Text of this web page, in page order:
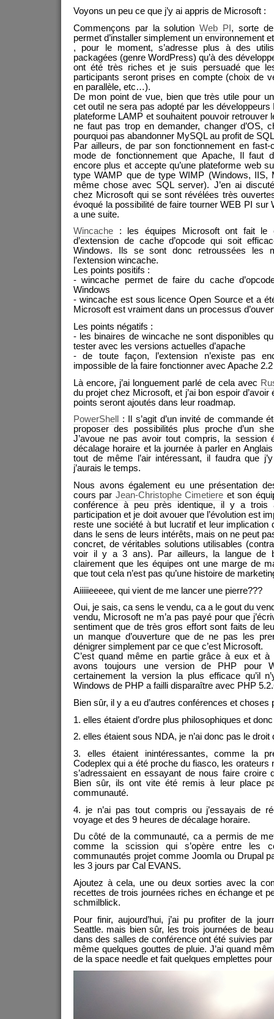
Voyons un peu ce que j’y ai appris de Microsoft :
Commençons par la solutionWeb PI , sorte
permet d’installer simplement un environnement
, pour le moment, s’adresse plus à des
packagées (genre WordPress) qu’à des
ont été très riches et je suis persuadé que
participants seront prises en compte (choix de
en parallèle, etc…).
De mon point de vue, bien que très utile pour
cet outil ne sera pas adopté par les
plateforme LAMP et souhaitent pouvoir retrouver
ne faut pas trop en demander, changer d’OS,
pourquoi pas abandonner MySQL au profit de
Par ailleurs, de par son fonctionnement en fast-
mode de fonctionnement que Apache, Il faut
encore plus et accepte qu’une plateforme web
type WAMP que de type WIMP (Windows, IIS,
même chose avec SQL server). J’en ai
chez Microsoft qui se sont révélées très
évoqué la possibilité de faire tourner WEB PI sur
a une suite.
Wincache : les équipes Microsoft ont fait le
d’extension de cache d’opcode qui soit
Windows. Ils se sont donc retroussées les
l’extension wincache.
Les points positifs :
- wincache permet de faire du cache
Windows
- wincache est sous licence Open Source et a
Microsoft est vraiment dans un processus
Les points négatifs :
- les binaires de wincache ne sont disponibles
tester avec les versions actuelles d’apache
- de toute façon, l’extension n’existe pas
impossible de la faire fonctionner avec Apache 2.2
Là encore, j’ai longuement parlé de cela avec
du projet chez Microsoft, et j’ai bon espoir
points seront ajoutés dans leur roadmap.
PowerShell
: Il s’agit d’un invité de commande
proposer des possibilités plus proche d’un
J’avoue ne pas avoir tout compris, la session
décalage horaire et la journée à parler en
tout de même l’air intéressant, il faudra que
j’aurais le temps.
Nous avons également eu une présentation
cours par Jean-Christophe Cimetiere et son
conférence à peu près identique, il y a trois
participation et je doit avouer que l’évolution est
reste une société à but lucratif et leur
dans le sens de leurs intérêts, mais on ne peut
concret, de véritables solutions utilisables
voir il y a 3 ans). Par ailleurs, la langue de
clairement que les équipes ont une marge de
que tout cela n’est pas qu’une histoire de
Aiiiiieeeee, qui vient de me lancer une pierre???
Oui, je sais, ca sens le vendu, ca a le gout du
vendu, Microsoft ne m’a pas payé pour que
sentiment que de très gros effort sont faits de
un manque d’ouverture que de ne pas les
dénigrer simplement par ce que c’est Microsoft.
C’est quand même en partie grâce à eux et à
avons toujours une version de PHP pour
certainement la version la plus efficace qu’il
Windows de PHP a failli disparaître avec PHP
Bien sûr, il y a eu d’autres conférences et
1. elles étaient d’ordre plus philosophiques et
2. elles étaient sous NDA, je n’ai donc pas le droit
3. elles étaient inintéressantes, comme la
Codeplex qui a été proche du fiasco, les orateurs
s’adressaient en essayant de nous faire croire
Bien sûr, ils ont vite été remis à leur place
communauté.
4. je n’ai pas tout compris ou j’essayais de
voyage et des 9 heures de décalage horaire.
Du côté de la communauté, ca a permis de
comme la scission qui s’opère entre les
communautés projet comme Joomla ou Drupal
les 3 jours par Cal EVANS.
Ajoutez à cela, une ou deux sorties avec la
recettes de trois journées riches en échange et
schmilblick.
Pour finir, aujourd’hui, j’ai pu profiter de la
Seattle. mais bien sûr, les trois journées de
dans des salles de conférence ont été suivies
même quelques gouttes de pluie. J’ai quand
de la space needle et fait quelques emplettes